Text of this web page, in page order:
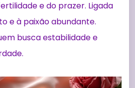
e do prazer. Ligada
e à paixão abundante.
busca estabilidade e